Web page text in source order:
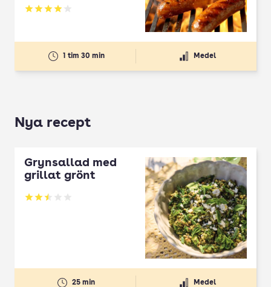
Betyg: 4.07 av 5
1 tim 30 min Medel
Nya recept
Grynsallad med
grillat grönt
Betyg: 2.5 av 5
25 min Medel